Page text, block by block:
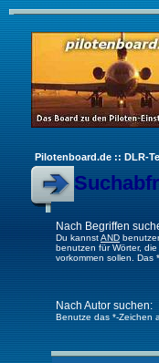
Pilotenboard.de :: DLR-
Nach Begriffen
Du kannstAND
benutzen für Wörter,
vorkommen sollen. Das
Nach Autor suchen:
Benutze das *-Zeichen